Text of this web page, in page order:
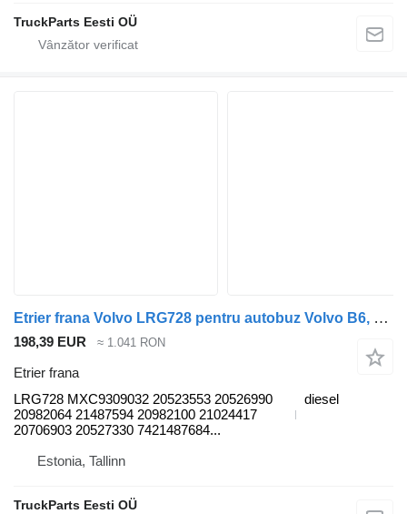
TruckParts Eesti OÜ
Etrier frana Volvo LRG728 pentru autobuz Volvo B6, B7, B9, B10, B12 bus (1978-2011)
198,39 EUR ≈ 1.041 RON
Etrier frana
LRG728 MXC9309032 20523553 20526990
20982064 21487594 20982100 21024417
20706903 20527330 7421487684...
diesel
Estonia, Tallinn
TruckParts Eesti OÜ